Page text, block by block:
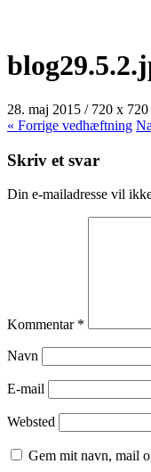
28. maj 2015 / 720 x
« Forrige vedhæftning
Skriv et svar
Din e-mailadresse vil
Kommentar *
Navn
E-mail
Websted
Gem mit navn, mail